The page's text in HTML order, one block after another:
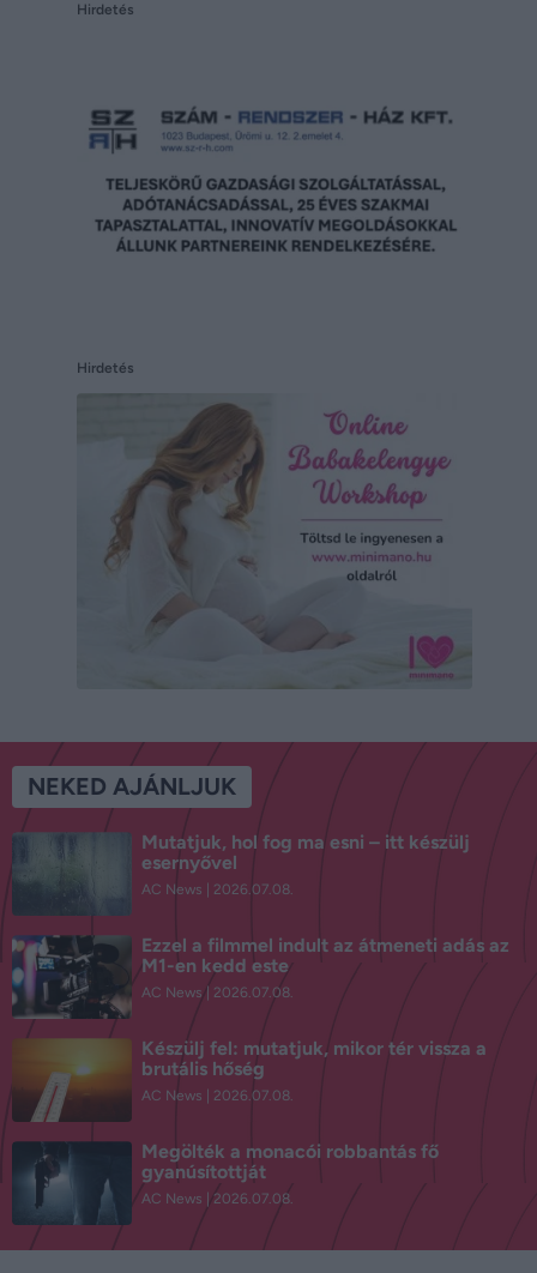
Hirdetés
Hirdetés
NEKED AJÁNLJUK
Mutatjuk, hol fog ma esni – itt készülj
esernyővel
AC News 2026.07.08.
Ezzel a filmmel indult az átmeneti adás az
M1-en kedd este
AC News 2026.07.08.
Készülj fel: mutatjuk, mikor tér vissza a
brutális hőség
AC News 2026.07.08.
Megölték a monacói robbantás fő
gyanúsítottját
AC News 2026.07.08.